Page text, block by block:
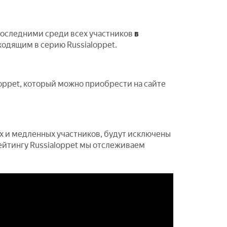
среди всех участников в
в серию Russialoppet.
который можно приобрести на сайте
медленных участников, будут исключены
Russialoppet мы отслеживаем